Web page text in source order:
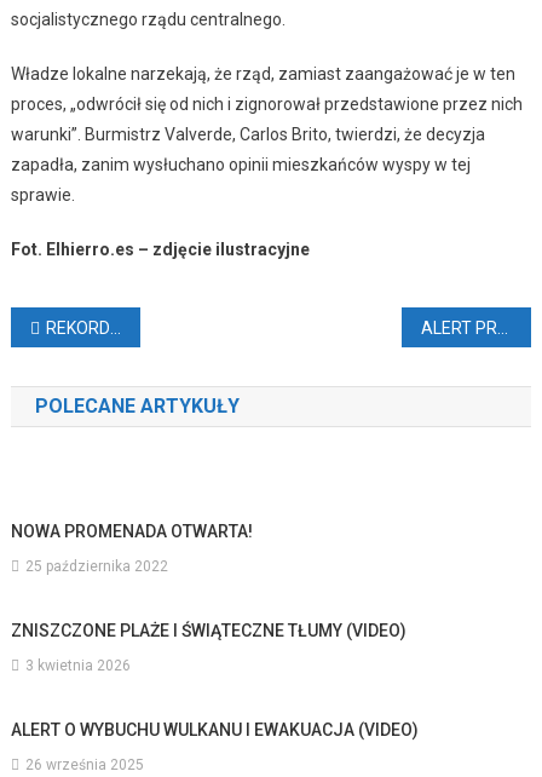
socjalistycznego rządu centralnego.
Władze lokalne narzekają, że rząd, zamiast zaangażować je w ten
proces, „odwrócił się od nich i zignorował przedstawione przez nich
warunki”. Burmistrz Valverde, Carlos Brito, twierdzi, że decyzja
zapadła, zanim wysłuchano opinii mieszkańców wyspy w tej
sprawie.
Fot. Elhierro.es – zdjęcie ilustracyjne
Nawigacja
wpisu
REKORDOWO DROGIE WAKACJE NA KANARACH
POLECANE ARTYKUŁY
NOWA PROMENADA OTWARTA!
25 października 2022
ZNISZCZONE PLAŻE I ŚWIĄTECZNE TŁUMY (VIDEO)
3 kwietnia 2026
ALERT O WYBUCHU WULKANU I EWAKUACJA (VIDEO)
26 września 2025